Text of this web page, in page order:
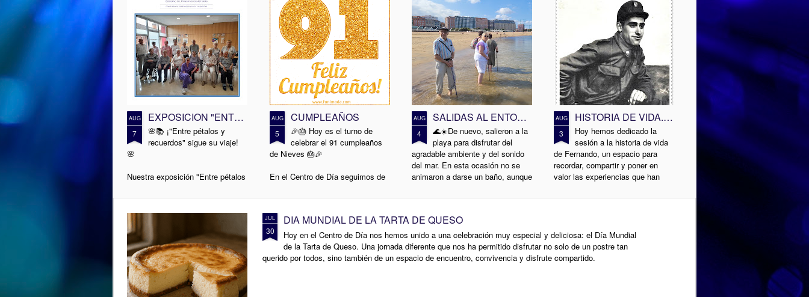
AUG
7
EXPOSICION "ENTRE PETALOS Y RECUERDOS" en la Biblioteca Vega-La Camocha
🌸📚 ¡"Entre pétalos y
recuerdos" sigue su viaje!
🌸
Nuestra exposición "Entre pétalos
CSPM Gijón Centro para
instalarse en la Biblioteca de
Vega-La Camocha, donde podrá
visitarse durante todo el mes de
agosto.
Una oportunidad para disfrutar de
un recorrido lleno de creatividad,
que florece en cada obra.
AUG
5
CUMPLEAÑOS
🎉🎂 Hoy es el turno de
celebrar el 91 cumpleaños
de Nieves 🎂🎉
En el Centro de Día seguimos de
alegría de festejar el 91
cumpleaños de Nieves,
compartiendo con ella una jornada
llena de cariño, sonrisas y buenos
momentos.
AUG
4
SALIDAS AL ENTORNO
🌊☀️De nuevo, salieron a la
playa para disfrutar del
agradable ambiente y del sonido
del mar. En esta ocasión no se
animaron a darse un baño, aunque
caminaron tranquilamente por la
les mojara y refrescara los pies 👣
💙
Aprovecharon el momento para
AUG
3
HISTORIA DE VIDA. Fernando
Hoy hemos dedicado la
sesión a la historia de vida
de Fernando, un espacio para
recordar, compartir y poner en
valor las experiencias que han
recorrido diferentes etapas de su
vida, descubriendo anécdotas,
aficiones y momentos especiales
JUL
30
DIA MUNDIAL DE LA TARTA DE QUESO
Hoy en el Centro de Día nos hemos unido a una celebración muy especial y deliciosa: el Día Mundial
de la Tarta de Queso. Una jornada diferente que nos ha permitido disfrutar no solo de un postre tan
querido por todos, sino también de un espacio de encuentro, convivencia y disfrute compartido.